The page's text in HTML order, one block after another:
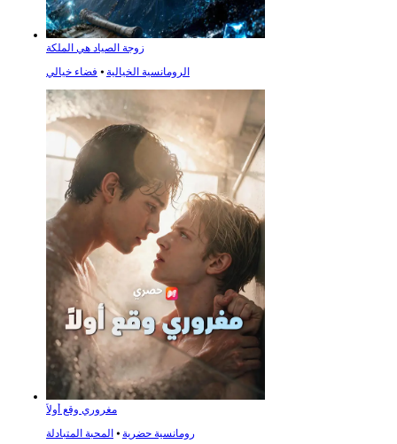
زوجة الصياد هي الملكة
الرومانسية الخيالية ⦁ فضاء خيالي
مغروري وقع أولاً
رومانسية حضرية ⦁ المحبة المتبادلة